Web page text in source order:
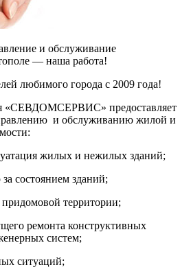
и обслуживание
— наша работа!
любимого города с 2009 года!
«СЕВДОМСЕРВИС» предоставляет
и обслуживанию жилой и
жилых и нежилых зданий;
состоянием зданий;
территории;
ремонта конструктивных
систем;
ситуаций;